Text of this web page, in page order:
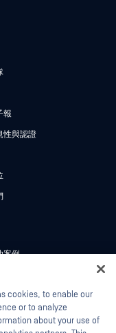
報
性與認證
案例
cookies, to enable our
or to analyze
about your use of
virtual assistant.
what's critical